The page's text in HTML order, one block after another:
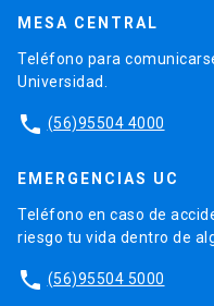
MESA CENTRAL
Teléfono para
Universidad.
phone (56)95504 4000
EMERGENCIAS UC
Teléfono en caso de
riesgo tu vida dentro de
phone (56)95504 5000